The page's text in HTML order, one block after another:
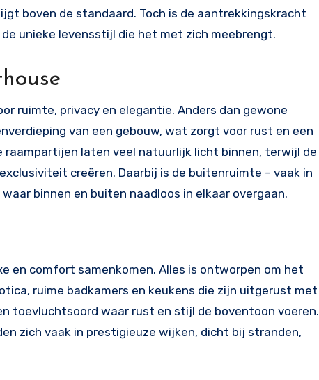
boven de standaard. Toch is de aantrekkingskracht
unieke levensstijl die het met zich meebrengt.
ruimte, privacy en elegantie. Anders dan gewone
van een gebouw, wat zorgt voor rust en een
laten veel natuurlijk licht binnen, terwijl de
creëren. Daarbij is de buitenruimte – vaak in
binnen en buiten naadloos in elkaar overgaan.
en comfort samenkomen. Alles is ontworpen om het
ruime badkamers en keukens die zijn uitgerust met
toevluchtsoord waar rust en stijl de boventoon voeren.
zich vaak in prestigieuze wijken, dicht bij stranden,